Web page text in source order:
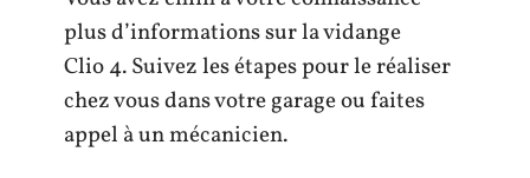
plus d’informations sur la vidange
Clio 4. Suivez les étapes pour le réaliser
chez vous dans votre garage ou faites
appel à un mécanicien.